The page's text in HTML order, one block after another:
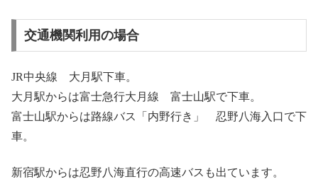
交通機関利用の場合
JR中央線 大月駅下車。
大月駅からは富士急行大月線 富士山駅で下車。
富士山駅からは路線バス「内野行き」 忍野八海入口で下
車。
新宿駅からは忍野八海直行の高速バスも出ています。